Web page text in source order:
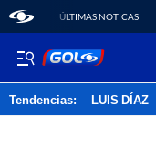
ÚLTIMAS NOTICAS
Tendencias: LUIS DÍAZ